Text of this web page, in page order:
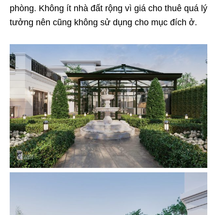
phòng. Không ít nhà đất rộng vì giá cho thuê quá lý
tưởng nên cũng không sử dụng cho mục đích ở.